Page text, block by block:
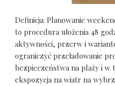
Definicja: Planowanie
to procedura ułożenia 48
aktywności, przerw i
ograniczyć przeładowanie
bezpieczeństwa na plaży i w
ekspozycja na wiatr na